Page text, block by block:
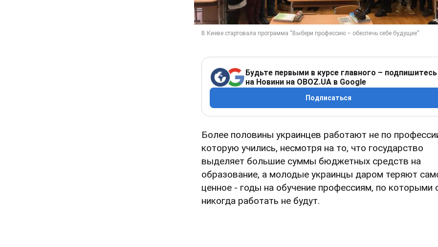
Будьте первыми в курсе главного – подпишитесь
на Новини на OBOZ.UA в Google
Подписаться
Более половины украинцев работают не по
которую учились, несмотря на то, что государство
выделяет большие суммы бюджетных средств на
образование, а молодые украинцы даром теряют
ценное - годы на обучение профессиям, по которыми
никогда работать не будут.